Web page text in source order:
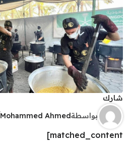
شارك
بواسطةMohammed Ahmed
matched_content]